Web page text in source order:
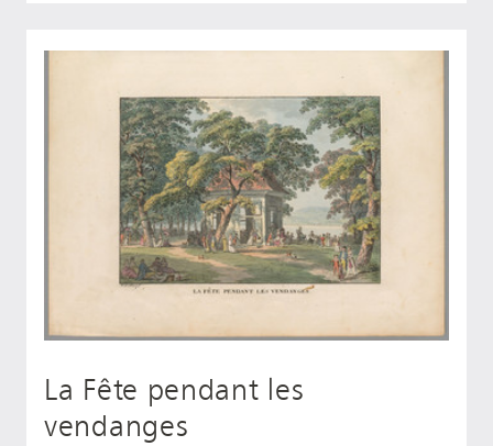
La Fête pendant les
vendanges